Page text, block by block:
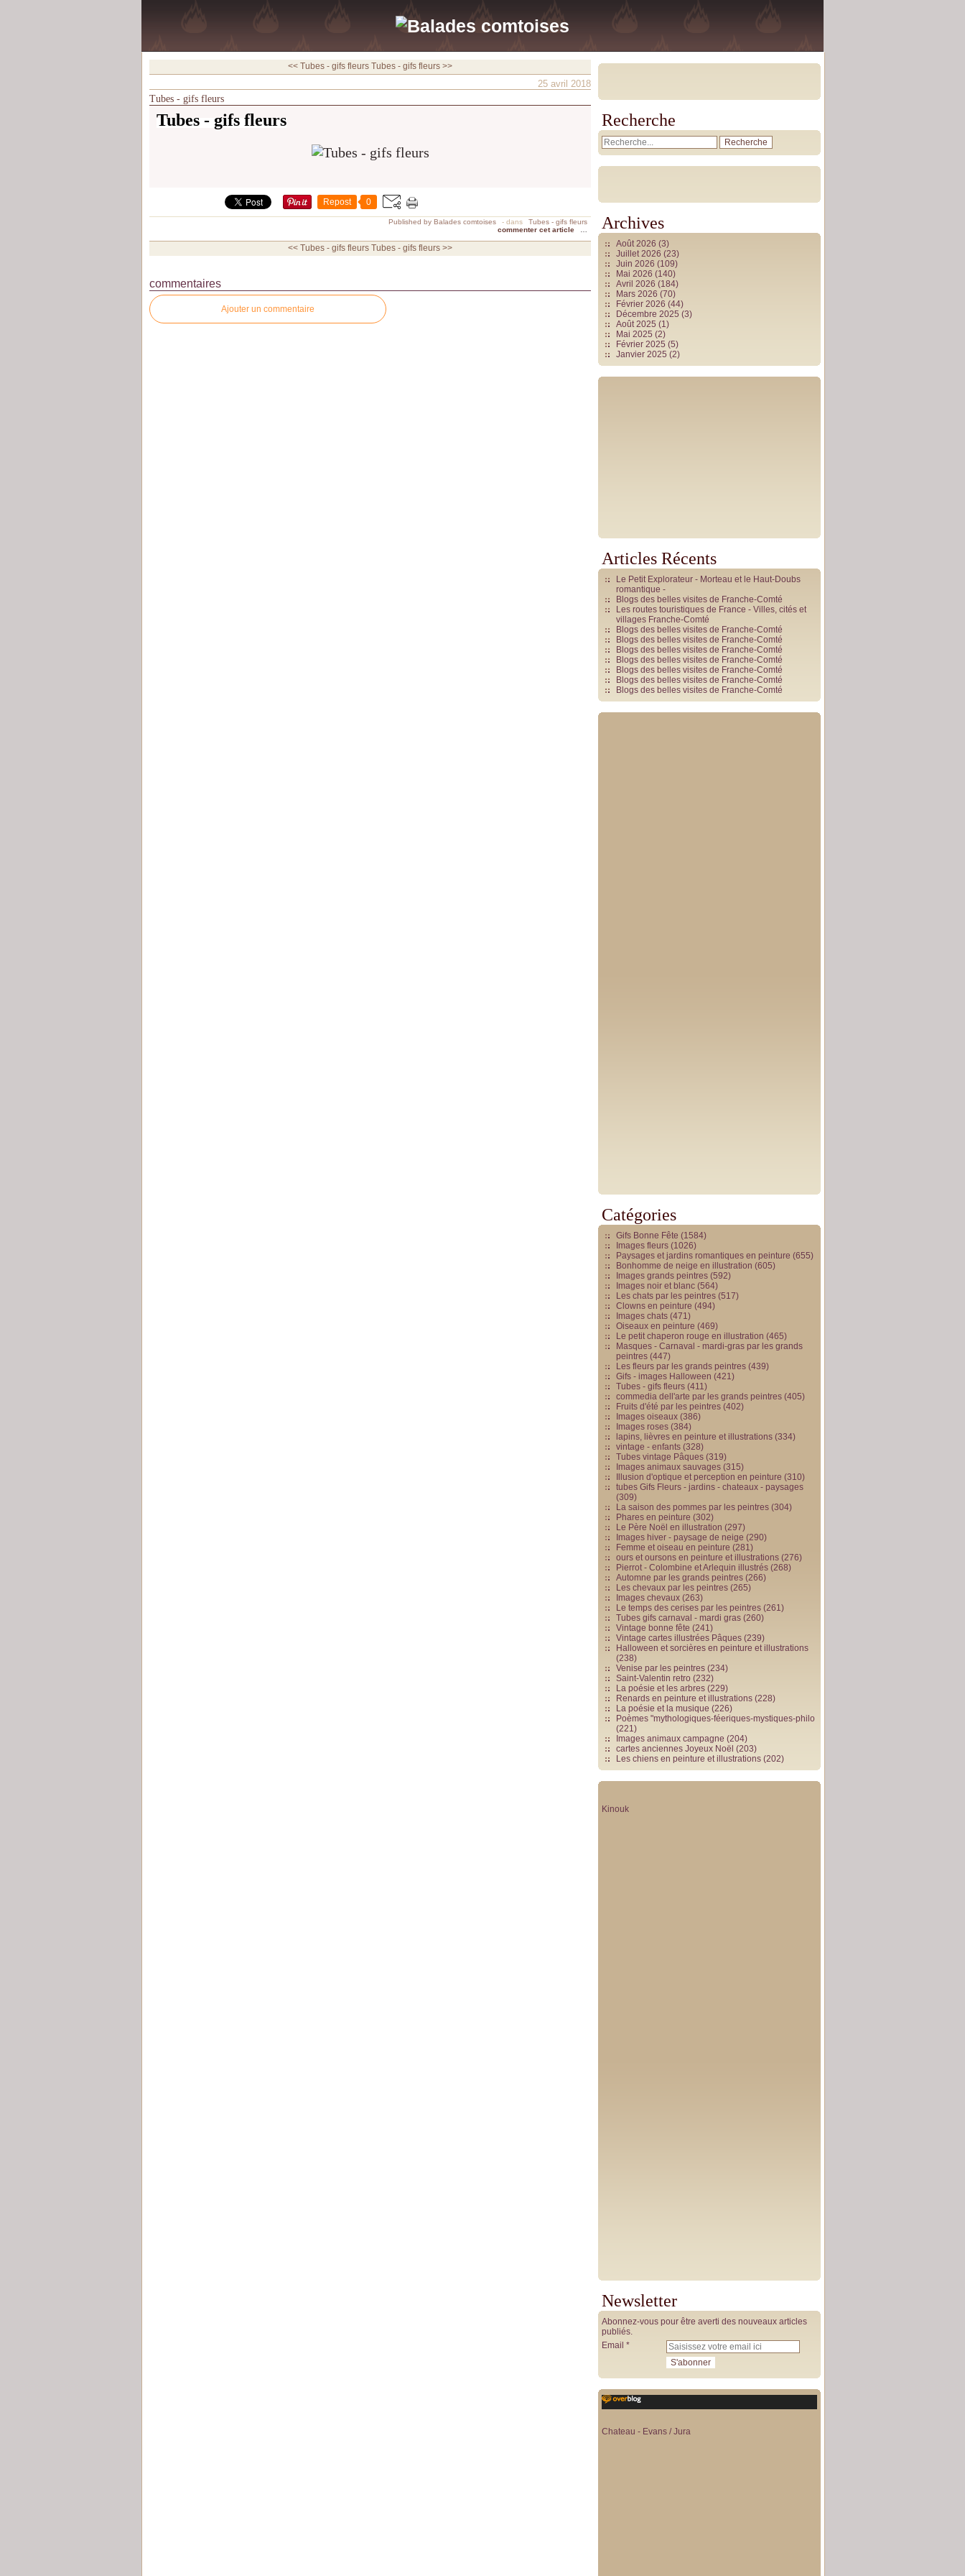
<< Tubes - gifs fleurs Tubes - gifs fleurs >>
25 avril 2018
Tubes - gifs fleurs
Tubes - gifs fleurs
Repost 0
Published by Balades comtoises - dans
Tubes - gifs fleurs
commenter cet article
<< Tubes - gifs fleurs Tubes - gifs fleurs >>
commentaires
Ajouter un commentaire
Recherche
Archives
Août 2026 (3)
Juillet 2026 (23)
Juin 2026 (109)
Mai 2026 (140)
Avril 2026 (184)
Mars 2026 (70)
Février 2026 (44)
Décembre 2025 (3)
Août 2025 (1)
Mai 2025 (2)
Février 2025 (5)
Janvier 2025 (2)
Articles Récents
Le Petit Explorateur - Morteau et le Haut-Doubs
romantique -
Blogs des belles visites de Franche-Comté
Les routes touristiques de France - Villes, cités et
villages Franche-Comté
Blogs des belles visites de Franche-Comté
Blogs des belles visites de Franche-Comté
Blogs des belles visites de Franche-Comté
Blogs des belles visites de Franche-Comté
Blogs des belles visites de Franche-Comté
Blogs des belles visites de Franche-Comté
Blogs des belles visites de Franche-Comté
Catégories
Gifs Bonne Fête (1584)
Images fleurs (1026)
Paysages et jardins romantiques en peinture (655)
Bonhomme de neige en illustration (605)
Images grands peintres (592)
Images noir et blanc (564)
Les chats par les peintres (517)
Clowns en peinture (494)
Images chats (471)
Oiseaux en peinture (469)
Le petit chaperon rouge en illustration (465)
Masques - Carnaval - mardi-gras par les grands
peintres (447)
Les fleurs par les grands peintres (439)
Gifs - images Halloween (421)
Tubes - gifs fleurs (411)
commedia dell'arte par les grands peintres (405)
Fruits d'été par les peintres (402)
Images oiseaux (386)
Images roses (384)
lapins, lièvres en peinture et illustrations (334)
vintage - enfants (328)
Tubes vintage Pâques (319)
Images animaux sauvages (315)
Illusion d'optique et perception en peinture (310)
tubes Gifs Fleurs - jardins - chateaux - paysages
(309)
La saison des pommes par les peintres (304)
Phares en peinture (302)
Le Père Noël en illustration (297)
Images hiver - paysage de neige (290)
Femme et oiseau en peinture (281)
ours et oursons en peinture et illustrations (276)
Pierrot - Colombine et Arlequin illustrés (268)
Automne par les grands peintres (266)
Les chevaux par les peintres (265)
Images chevaux (263)
Le temps des cerises par les peintres (261)
Tubes gifs carnaval - mardi gras (260)
Vintage bonne fête (241)
Vintage cartes illustrées Pâques (239)
Halloween et sorcières en peinture et illustrations
(238)
Venise par les peintres (234)
Saint-Valentin retro (232)
La poésie et les arbres (229)
Renards en peinture et illustrations (228)
La poésie et la musique (226)
Poèmes "mythologiques-féeriques-mystiques-philo
(221)
Images animaux campagne (204)
cartes anciennes Joyeux Noël (203)
Les chiens en peinture et illustrations (202)
Kinouk
Newsletter
Abonnez-vous pour être averti des nouveaux articles
publiés.
Email
Chateau - Evans / Jura